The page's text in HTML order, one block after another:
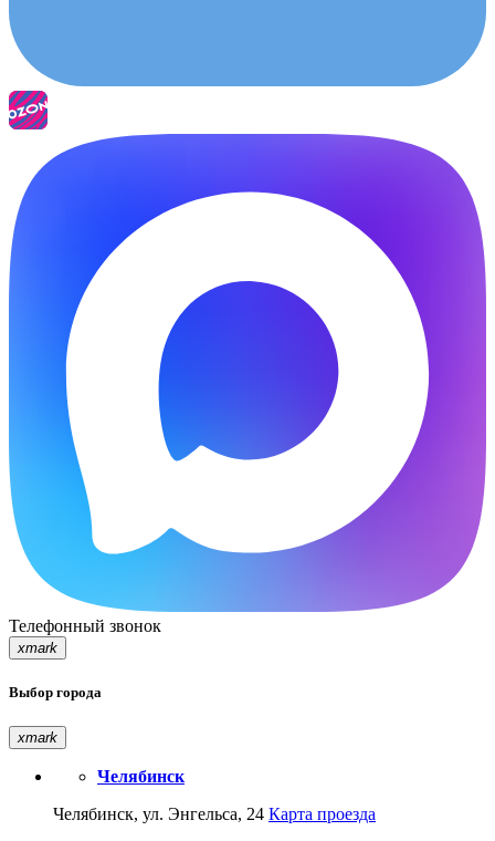
Телефонный звонок
xmark
Выбор города
xmark
Челябинск
Челябинск, ул. Энгельса, 24 Карта проезда